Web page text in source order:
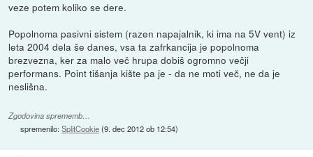
veze potem koliko se dere.
Popolnoma pasivni sistem (razen napajalnik, ki ima na 5V vent) iz
leta 2004 dela še danes, vsa ta zafrkancija je popolnoma
brezvezna, ker za malo več hrupa dobiš ogromno večji
performans. Point tišanja kište pa je - da ne moti več, ne da je
neslišna.
Zgodovina sprememb…
spremenilo:SplitCookie(9. dec 2012 ob 12:54)